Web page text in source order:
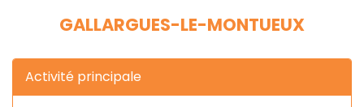
GALLARGUES-LE-MONTUEUX
Activité principale